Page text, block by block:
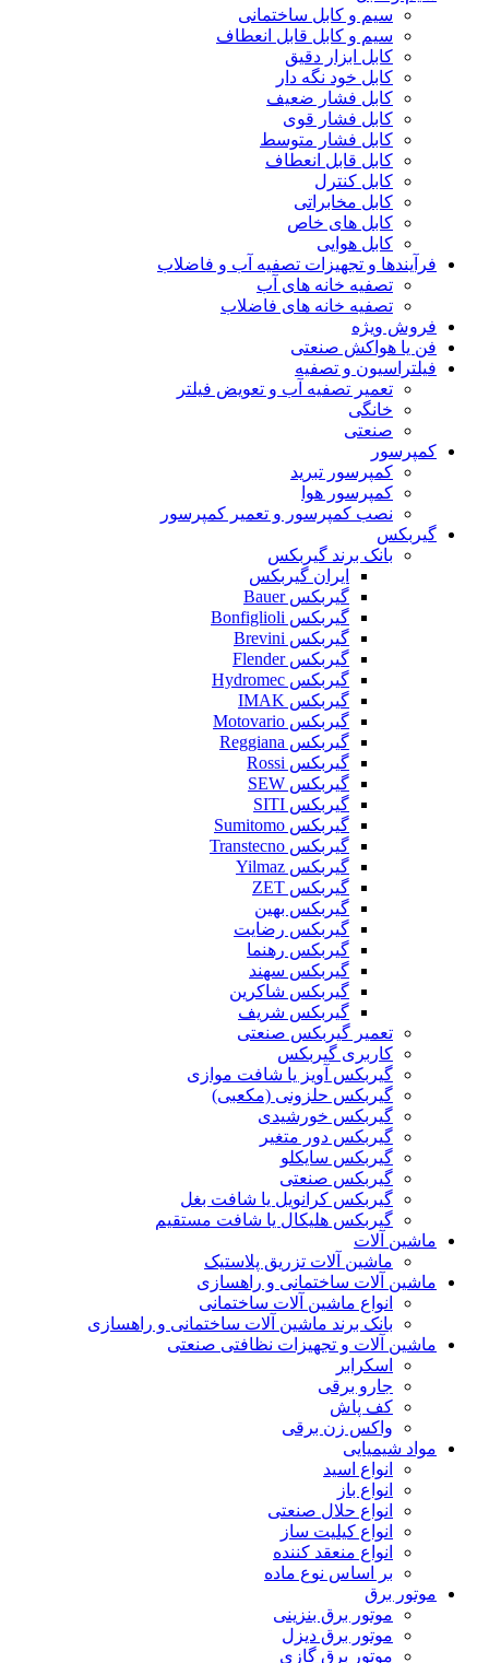
سیم و کابل ساختمانی
سیم و کابل قابل انعطاف
کابل ابزار دقیق
کابل خود نگه دار
کابل فشار ضعیف
کابل فشار قوی
کابل فشار متوسط
کابل قابل انعطاف
کابل کنترل
کابل مخابراتی
کابل های خاص
کابل هوایی
فرآیندها و تجهیزات تصفیه آب و فاضلاب
تصفیه خانه های آب
تصفیه خانه های فاضلاب
فروش ویژه
فن یا هواکش صنعتی
فیلتراسیون و تصفیه
تعمیر تصفیه آب و تعویض فیلتر
خانگی
صنعتی
کمپرسور
کمپرسور تبرید
کمپرسور هوا
نصب کمپرسور و تعمیر کمپرسور
گیربکس
بانک برند گیربکس
ایران گیربکس
گیربکس Bauer
گیربکس Bonfiglioli
گیربکس Brevini
گیربکس Flender
گیربکس Hydromec
گیربکس IMAK
گیربکس Motovario
گیربکس Reggiana
گیربکس Rossi
گیربکس SEW
گیربکس SITI
گیربکس Sumitomo
گیربکس Transtecno
گیربکس Yilmaz
گیربکس ZET
گیربکس بهین
گیربکس رضایت
گیربکس رهنما
گیربکس سهند
گیربکس شاکرین
گیربکس شریف
تعمیر گیربکس صنعتی
کاربری گیربکس
گیربکس آویز یا شافت موازی
گیربکس حلزونی (مکعبی)
گیربکس خورشیدی
گیربکس دور متغیر
گیربکس سایکلو
گیربکس صنعتی
گیربکس کرانویل یا شافت بغل
گیربکس هلیکال یا شافت مستقیم
ماشین آلات
ماشین آلات تزریق پلاستیک
ماشین آلات ساختمانی و راهسازی
انواع ماشین آلات ساختمانی
بانک برند ماشین آلات ساختمانی و راهسازی
ماشین آلات و تجهیزات نظافتی صنعتی
اسکرابر
جارو برقی
کف پاش
واکس زن برقی
مواد شیمیایی
انواع اسید
انواع باز
انواع حلال صنعتی
انواع کیلیت ساز
انواع منعقد کننده
بر اساس نوع ماده
موتور برق
موتور برق بنزینی
موتور برق دیزل
موتور برق گازی